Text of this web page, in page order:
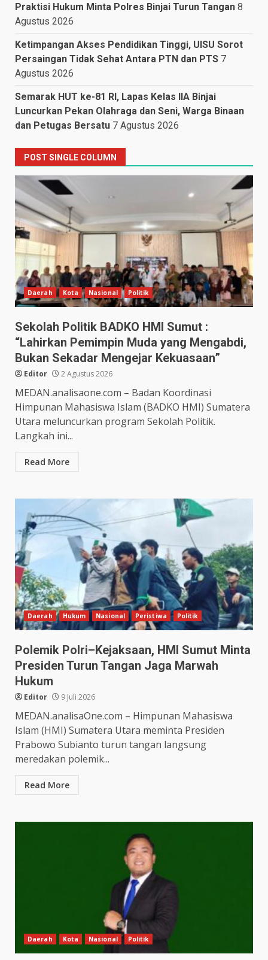
Praktisi Hukum Minta Polres Binjai Turun Tangan 8
Agustus 2026
Ketimpangan Akses Pendidikan Tinggi, UISU Sorot
Persaingan Tidak Sehat Antara PTN dan PTS 7
Agustus 2026
Semarak HUT ke-81 RI, Lapas Kelas IIA Binjai
Luncurkan Pekan Olahraga dan Seni, Warga Binaan
dan Petugas Bersatu 7 Agustus 2026
POST SINGLE COLUMN
Daerah Kota Nasional Politik
Sekolah Politik BADKO HMI Sumut :
“Lahirkan Pemimpin Muda yang Mengabdi,
Bukan Sekadar Mengejar Kekuasaan”
Editor 2 Agustus 2026
MEDAN.analisaone.com – Badan Koordinasi
Himpunan Mahasiswa Islam (BADKO HMI) Sumatera
Utara meluncurkan program Sekolah Politik.
Langkah ini...
Read More
Daerah Hukum Nasional Peristiwa Politik
Polemik Polri–Kejaksaan, HMI Sumut Minta
Presiden Turun Tangan Jaga Marwah
Hukum
Editor 9 Juli 2026
MEDAN.analisaOne.com – Himpunan Mahasiswa
Islam (HMI) Sumatera Utara meminta Presiden
Prabowo Subianto turun tangan langsung
meredakan polemik...
Read More
Daerah Kota Nasional Politik